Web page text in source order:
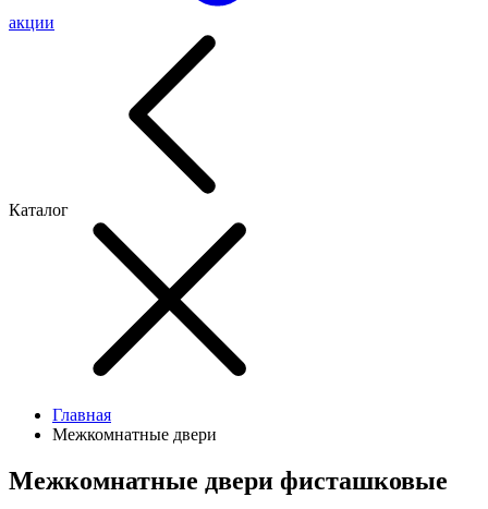
акции
Каталог
Главная
Межкомнатные двери
Межкомнатные двери фисташковые